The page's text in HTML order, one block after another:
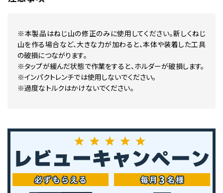
※本製品はねじ山の修正のみに使用してください。新しくねじ
山を作る場合など、大きな力が加わると、本体や装着した工具
の破損につながります。
※タップが緩んだ状態で作業をすると、ホルダーが破損します。
※インパクトレンチでは使用しないでください。
※過度なトルクはかけないでください。